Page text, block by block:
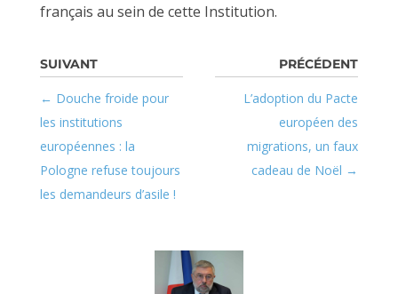
français au sein de cette Institution.
L’adoption du Pacte
européen des
migrations, un faux
cadeau de Noël
Douche froide pour
les institutions
européennes : la
Pologne refuse toujours
les demandeurs d’asile !